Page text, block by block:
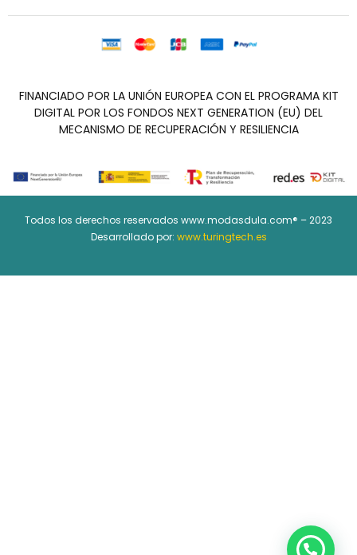
FINANCIADO POR LA UNIÓN EUROPEA CON EL PROGRAMA KIT
DIGITAL POR LOS FONDOS NEXT GENERATION (EU) DEL
MECANISMO DE RECUPERACIÓN Y RESILIENCIA
Todos los derechos reservados www.modasdula.com® – 2023
Desarrollado por: www.turingtech.es